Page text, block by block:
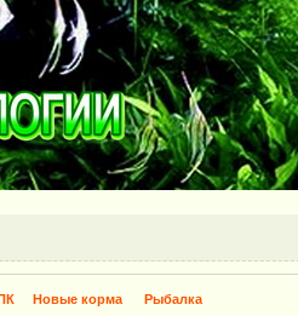
Новые корма Рыбалка​